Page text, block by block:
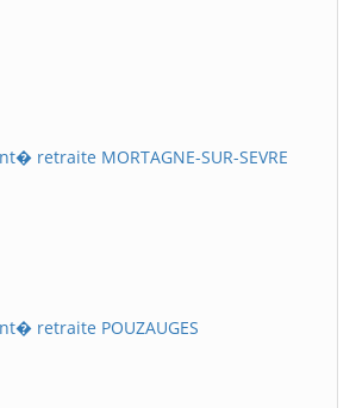
retraite MORTAGNE-SUR-SEVRE
retraite POUZAUGES